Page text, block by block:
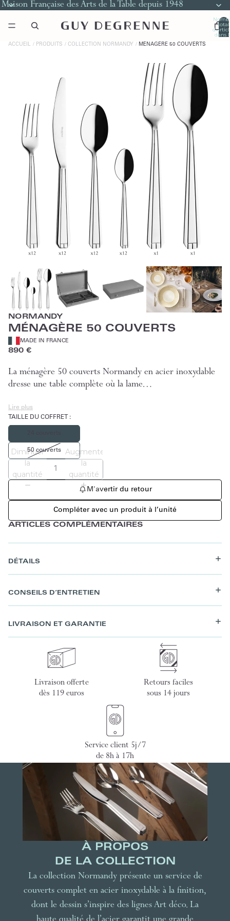
Maison Française des Arts de la Table depuis 1948
total
dans
ACCUEIL PRODUITS COLLECTION NORMANDY MÉNAGÈRE 50 COUVERTS
NORMANDY
MÉNAGÈRE 50 COUVERTS
MADE IN FRANCE
890 €
La ménagère 50 couverts Normandy en acier inoxydable
dresse une table complète où la lame…
Lire plus
TAILLE DU COFFRET
:
50 couverts
Diminuer
la
quantité
Augmenter
la
quantité
M'avertir du retour
Compléter avec un produit à l’unité
ARTICLES COMPLÉMENTAIRES
DÉTAILS
CONSEILS D’ENTRETIEN
LIVRAISON ET GARANTIE
Livraison offerte
dès 119 euros
Retours faciles
sous 14 jours
Service client 5j/7
de 8h à 17h
À PROPOS
DE LA COLLECTION
La collection Normandy présente un service de
couverts complet en acier inoxydable à la finition,
dont le dessin s’inspire des lignes Art déco. La